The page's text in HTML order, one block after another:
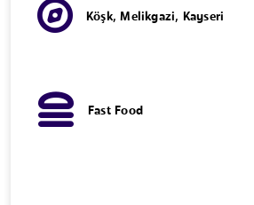
Köşk, Melikgazi, Kayseri
Fast Food